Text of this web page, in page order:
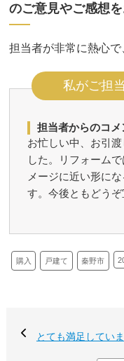
のご意見やご感想を
担当者が非常に熱心で
私がご担
担当者からのコメ
お忙しい中、お引
した。リフォーム
メージに近い形に
す。今後ともどうぞ
購入 戸建て 秦野市
とても満足してい